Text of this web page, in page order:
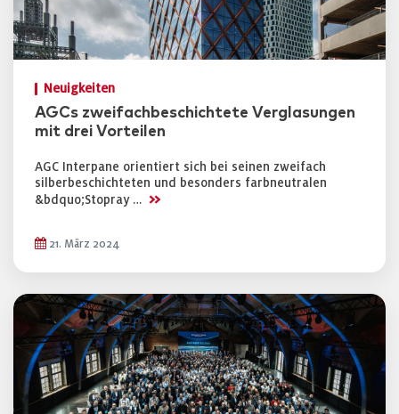
Neuigkeiten
AGCs zweifachbeschichtete Verglasungen
mit drei Vorteilen
AGC Interpane orientiert sich bei seinen zweifach
silberbeschichteten und besonders farbneutralen
&bdquo;Stopray … >>
21. März 2024